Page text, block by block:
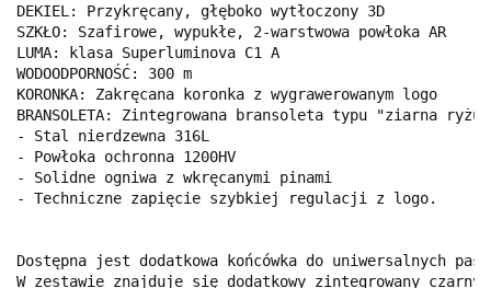
DEKIEL: Przykręcany, głęboko wytłoczony 3D
SZKŁO: Szafirowe, wypukłe, 2-warstwowa powłoka AR
LUMA: klasa Superluminova C1 A
WODOODPORNOŚĆ: 300 m
KORONKA: Zakręcana koronka z wygrawerowanym logo
BRANSOLETA: Zintegrowana bransoleta typu "ziarna
- Stal nierdzewna 316L
- Powłoka ochronna 1200HV
- Solidne ogniwa z wkręcanymi pinami
- Techniczne zapięcie szybkiej regulacji z logo.
Dostępna jest dodatkowa końcówka do uniwersalnych
W zestawie znajduje się dodatkowy zintegrowany